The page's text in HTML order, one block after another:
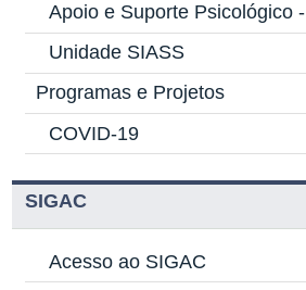
Apoio e Suporte Psicológico -
Unidade SIASS
Programas e Projetos
COVID-19
SIGAC
Acesso ao SIGAC